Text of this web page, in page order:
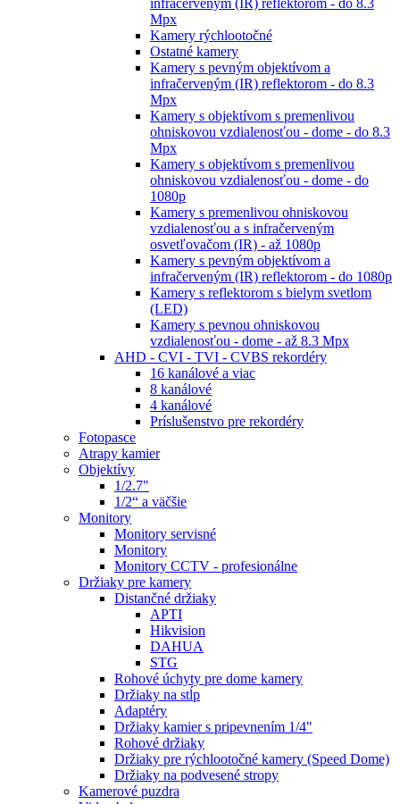
infračerveným (IR) reflektorom - do 8.3
Mpx
Kamery rýchlootočné
Ostatné kamery
Kamery s pevným objektívom a
infračerveným (IR) reflektorom - do 8.3
Mpx
Kamery s objektívom s premenlivou
ohniskovou vzdialenosťou - dome - do 8.3
Mpx
Kamery s objektívom s premenlivou
ohniskovou vzdialenosťou - dome - do
1080p
Kamery s premenlivou ohniskovou
vzdialenosťou a s infračerveným
osvetľovačom (IR) - až 1080p
Kamery s pevným objektívom a
infračerveným (IR) reflektorom - do 1080p
Kamery s reflektorom s bielym svetlom
(LED)
Kamery s pevnou ohniskovou
vzdialenosťou - dome - až 8.3 Mpx
AHD - CVI - TVI - CVBS rekordéry
16 kanálové a viac
8 kanálové
4 kanálové
Príslušenstvo pre rekordéry
Fotopasce
Atrapy kamier
Objektívy
1/2.7"
1/2“ a väčšie
Monitory
Monitory servisné
Monitory
Monitory CCTV - profesionálne
Držiaky pre kamery
Distančné držiaky
APTI
Hikvision
DAHUA
STG
Rohové úchyty pre dome kamery
Držiaky na stĺp
Adaptéry
Držiaky kamier s pripevnením 1/4"
Rohové držiaky
Držiaky pre rýchlootočné kamery (Speed Dome)
Držiaky na podvesené stropy
Kamerové puzdra